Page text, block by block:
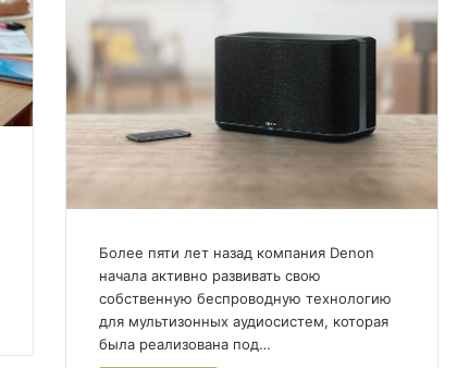
Более пяти лет назад компания Denon
начала активно развивать свою
собственную беспроводную технологию
для мультизонных аудиосистем, которая
была реализована под…